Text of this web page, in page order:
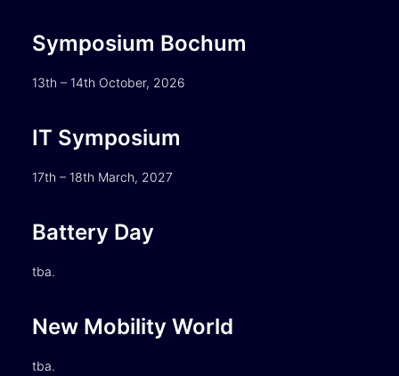
Symposium Bochum
13th – 14th October, 2026
IT Symposium
17th – 18th March, 2027
Battery Day
tba.
New Mobility World
tba.